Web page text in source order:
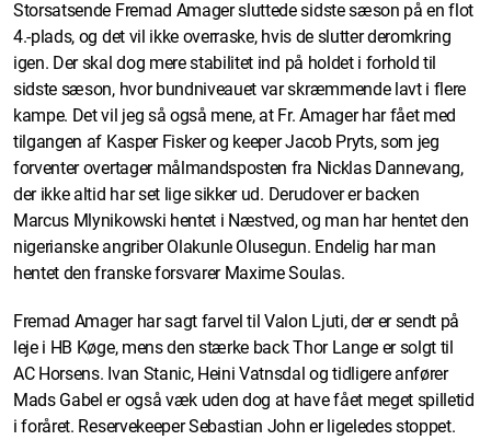
Storsatsende Fremad Amager sluttede sidste sæson på en flot
4.-plads, og det vil ikke overraske, hvis de slutter deromkring
igen. Der skal dog mere stabilitet ind på holdet i forhold til
sidste sæson, hvor bundniveauet var skræmmende lavt i flere
kampe. Det vil jeg så også mene, at Fr. Amager har fået med
tilgangen af Kasper Fisker og keeper Jacob Pryts, som jeg
forventer overtager målmandsposten fra Nicklas Dannevang,
der ikke altid har set lige sikker ud. Derudover er backen
Marcus Mlynikowski hentet i Næstved, og man har hentet den
nigerianske angriber Olakunle Olusegun. Endelig har man
hentet den franske forsvarer Maxime Soulas.
Fremad Amager har sagt farvel til Valon Ljuti, der er sendt på
leje i HB Køge, mens den stærke back Thor Lange er solgt til
AC Horsens. Ivan Stanic, Heini Vatnsdal og tidligere anfører
Mads Gabel er også væk uden dog at have fået meget spilletid
i foråret. Reservekeeper Sebastian John er ligeledes stoppet.